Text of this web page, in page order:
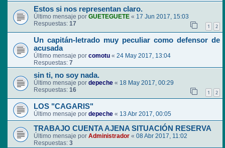
Estos si nos representan claro.
Último mensaje por GUETEGUETE « 17 Jun 2017, 15:03
Respuestas: 17 1 2
Un capitán-letrado muy peculiar como defensor de
acusada
Último mensaje por comotu « 24 May 2017, 13:04
Respuestas: 7
sin ti, no soy nada.
Último mensaje por depeche « 18 May 2017, 00:29
Respuestas: 16 1 2
LOS "CAGARIS"
Último mensaje por depeche « 13 Abr 2017, 00:05
TRABAJO CUENTA AJENA SITUACIÓN RESERVA
Último mensaje por Administrador « 08 Abr 2017, 11:02
Respuestas: 3